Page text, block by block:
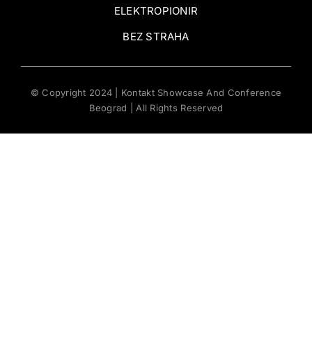
ELEKTROPIONIR
BEZ STRAHA
© Copyright 2024 | Kontakt Showcase And Conference
Beograd | All Rights Reserved